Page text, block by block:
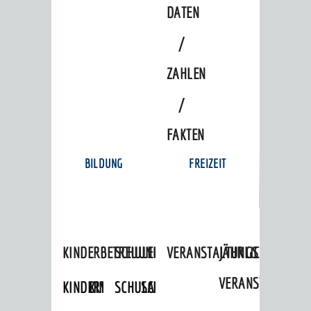
DATEN
/
ZAHLEN
/
FAKTEN
BILDUNG
KINDERBETREUUNG
KINDERTAGESPFLEGE
KINDERKRIPPEN
SCHULEN
SCHULARTEN
SCHULVERWALTUNG
FREIZEIT
VERANSTALTUNGSKALENDER
JÄHRLICHE